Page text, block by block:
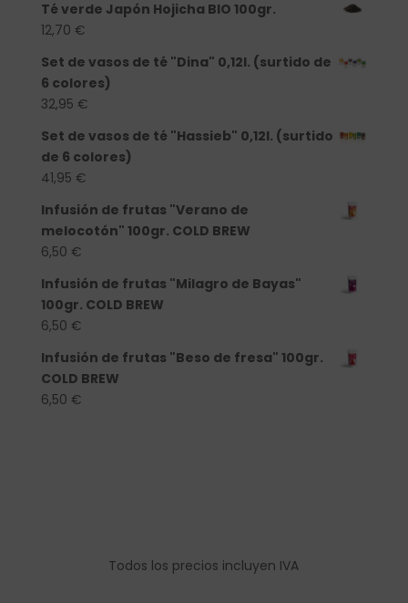
Té verde Japón Hojicha BIO 100gr.
12,70 €
Set de vasos de té "Dina" 0,12l. (surtido de
6 colores)
32,95 €
Set de vasos de té "Hassieb" 0,12l. (surtido
de 6 colores)
41,95 €
Infusión de frutas "Verano de
melocotón" 100gr. COLD BREW
6,50 €
Infusión de frutas "Milagro de Bayas"
100gr. COLD BREW
6,50 €
Infusión de frutas "Beso de fresa" 100gr.
COLD BREW
6,50 €
Todos los precios incluyen IVA